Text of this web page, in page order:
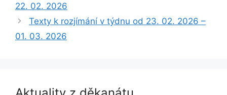
22. 02. 2026
Texty k rozjímání v týdnu od 23. 02. 2026 –
01. 03. 2026